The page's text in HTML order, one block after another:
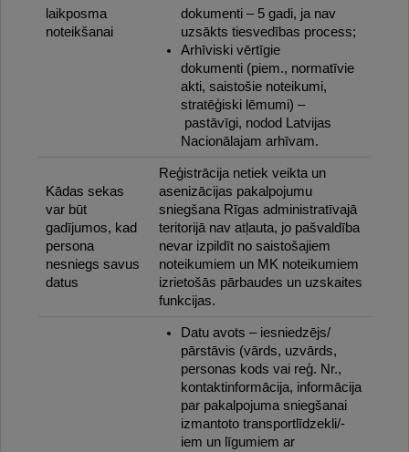
laikposma
noteikšanai
dokumenti – 5 gadi, ja nav
uzsākts tiesvedības process;
Arhīviski vērtīgie
dokumenti (piem., normatīvie
akti, saistošie noteikumi,
stratēģiski lēmumi) –
pastāvīgi, nodod Latvijas
Nacionālajam arhīvam.
Kādas sekas
var būt
gadījumos, kad
persona
nesniegs savus
datus
Reģistrācija netiek veikta un
asenizācijas pakalpojumu
sniegšana Rīgas administratīvajā
teritorijā nav atļauta, jo pašvaldība
nevar izpildīt no saistošajiem
noteikumiem un MK noteikumiem
izrietošās pārbaudes un uzskaites
funkcijas.
Datu avots – iesniedzējs/
pārstāvis (vārds, uzvārds,
personas kods vai reģ. Nr.,
kontaktinformācija, informācija
par pakalpojuma sniegšanai
izmantoto transportlīdzekli/-
iem un līgumiem ar